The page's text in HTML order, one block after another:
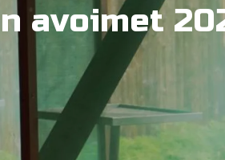
avoimet